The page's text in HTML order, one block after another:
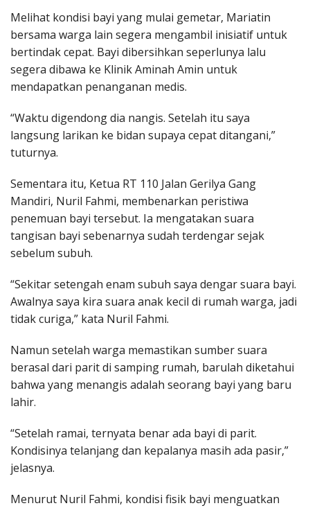
Melihat kondisi bayi yang mulai gemetar, Mariatin
bersama warga lain segera mengambil inisiatif untuk
bertindak cepat. Bayi dibersihkan seperlunya lalu
segera dibawa ke Klinik Aminah Amin untuk
mendapatkan penanganan medis.
“Waktu digendong dia nangis. Setelah itu saya
langsung larikan ke bidan supaya cepat ditangani,”
tuturnya.
Sementara itu, Ketua RT 110 Jalan Gerilya Gang
Mandiri, Nuril Fahmi, membenarkan peristiwa
penemuan bayi tersebut. Ia mengatakan suara
tangisan bayi sebenarnya sudah terdengar sejak
sebelum subuh.
“Sekitar setengah enam subuh saya dengar suara bayi.
Awalnya saya kira suara anak kecil di rumah warga, jadi
tidak curiga,” kata Nuril Fahmi.
Namun setelah warga memastikan sumber suara
berasal dari parit di samping rumah, barulah diketahui
bahwa yang menangis adalah seorang bayi yang baru
lahir.
“Setelah ramai, ternyata benar ada bayi di parit.
Kondisinya telanjang dan kepalanya masih ada pasir,”
jelasnya.
Menurut Nuril Fahmi, kondisi fisik bayi menguatkan